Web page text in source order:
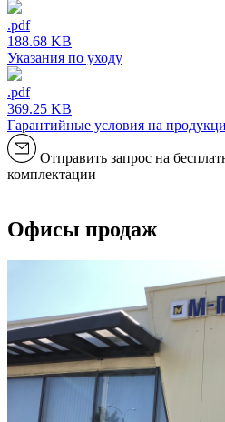
.pdf
188.68 KB
Указания по уходу
.pdf
369.25 KB
Гарантийные условия на
Отправить запрос на
комплектации
Офисы продаж